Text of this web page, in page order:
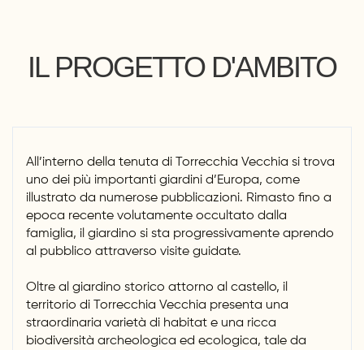
IL PROGETTO D'AMBITO
All’interno della tenuta di Torrecchia Vecchia si trova
uno dei più importanti giardini d’Europa, come
illustrato da numerose pubblicazioni. Rimasto fino a
epoca recente volutamente occultato dalla
famiglia, il giardino si sta progressivamente aprendo
al pubblico attraverso visite guidate.
Oltre al giardino storico attorno al castello, il
territorio di Torrecchia Vecchia presenta una
straordinaria varietà di habitat e una ricca
biodiversità archeologica ed ecologica, tale da